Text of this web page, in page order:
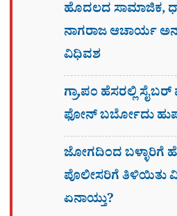
ಹೊದಲದ ಸಾಮಾಜಿಕ,
ನಾಗರಾಜ ಆಚಾರ್ಯ
ವಿಧಿವಶ
ಗ್ರಾ,ಪಂ ಹೆಸರಲ್ಲಿ
ಫೋನ್​ ಬರ್ಬೋದು
ಜೋಗದಿಂದ ಬಳ್ಳಾರಿಗೆ
ಪೊಲೀಸರಿಗೆ
ಏನಾಯ್ತು?